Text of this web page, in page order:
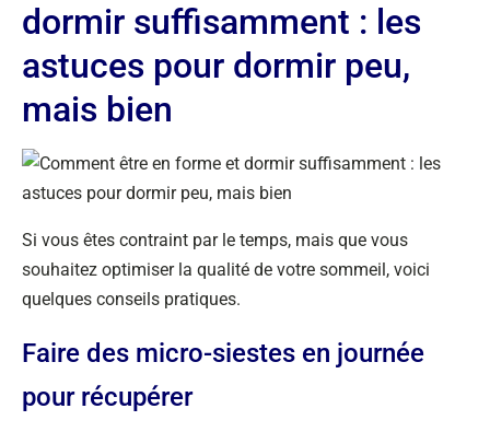
dormir suffisamment : les
astuces pour dormir peu,
mais bien
Si vous êtes contraint par le temps, mais que vous
souhaitez optimiser la qualité de votre sommeil, voici
quelques conseils pratiques.
Faire des micro-siestes en journée
pour récupérer